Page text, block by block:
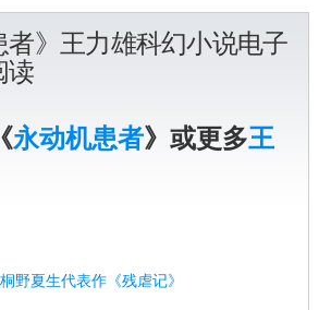
者》王力雄科幻小说电子
读
永动机患者》或更多王
野夏生代表作《残虐记》